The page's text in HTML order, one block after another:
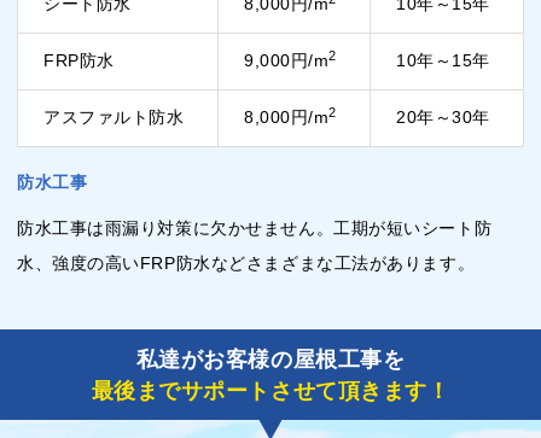
シート防水 8,000円/m 10年～15年
FRP防水 9,000円/m2 10年～15年
アスファルト防水 8,000円/m2 20年～30年
防水工事
防水工事は雨漏り対策に欠かせません。工期が短いシート防
水、強度の高いFRP防水などさまざまな工法があります。
私達がお客様の屋根工事を
最後までサポートさせて頂きます！